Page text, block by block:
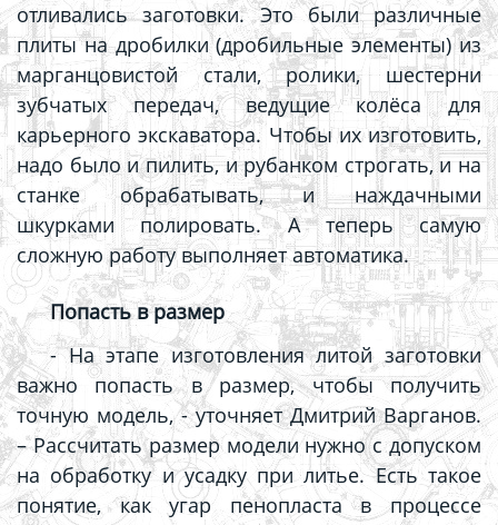
отливались заготовки. Это были различные
плиты на дробилки (дробильные элементы) из
марганцовистой стали, ролики, шестерни
зубчатых передач, ведущие колёса для
карьерного экскаватора. Чтобы их изготовить,
надо было и пилить, и рубанком строгать, и на
станке обрабатывать, и наждачными
шкурками полировать. А теперь самую
сложную работу выполняет автоматика.
Попасть в размер
- На этапе изготовления литой заготовки
важно попасть в размер, чтобы получить
точную модель,- уточняет Дмитрий Варганов.
–Рассчитать размер модели нужно с допуском
на обработку и усадку при литье. Есть такое
понятие, как угар пенопласта в процессе